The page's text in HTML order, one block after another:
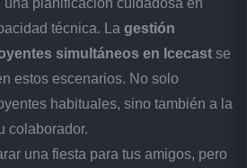
una planificación cuidadosa en
técnica. La gestión
simultáneos en Icecast se
estos escenarios. No solo
habituales, sino también a la
colaborador.
una fiesta para tus amigos, pero